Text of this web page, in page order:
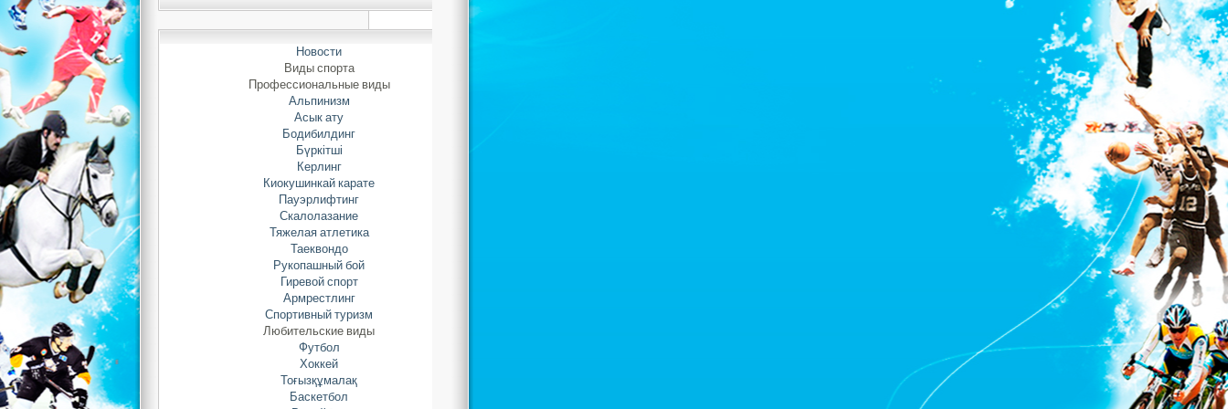
по асык ату
Новости
Виды спорта
Профессиональные виды
Альпинизм
Асык ату
Бодибилдинг
Бүркітші
Керлинг
Киокушинкай карате
Пауэрлифтинг
Скалолазание
Тяжелая атлетика
Таеквондо
Рукопашный бой
Гиревой спорт
Армрестлинг
Спортивный туризм
Любительские виды
Футбол
Хоккей
Тоғызқұмалақ
Баскетбол